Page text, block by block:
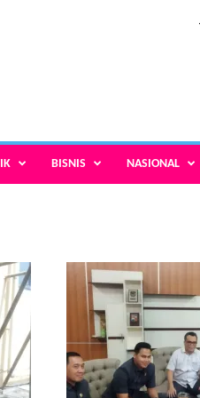
BISNIS NASIONAL